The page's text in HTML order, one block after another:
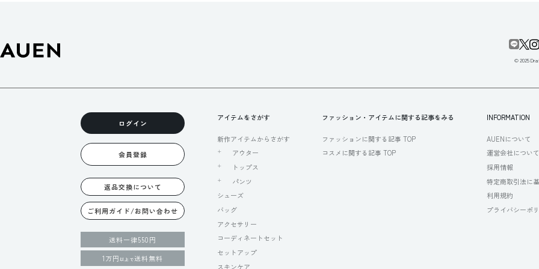
© 2025
ログイン
会員登録
返品交換について
ご利用ガイド/お問い合わせ
送料一律550円
1万円以上で送料無料
アイテムをさがす
新作アイテムからさがす
アウター
トップス
パンツ
シューズ
バッグ
アクセサリー
コーディネートセット
セットアップ
スキンケア
ファッション・アイテムに関する記事をみる
ファッションに関する記事 TOP
コスメに関する記事 TOP
INFORMATION
AUENについて
運営会社について
採用情報
特定商取引法に
利用規約
プライバシーポ